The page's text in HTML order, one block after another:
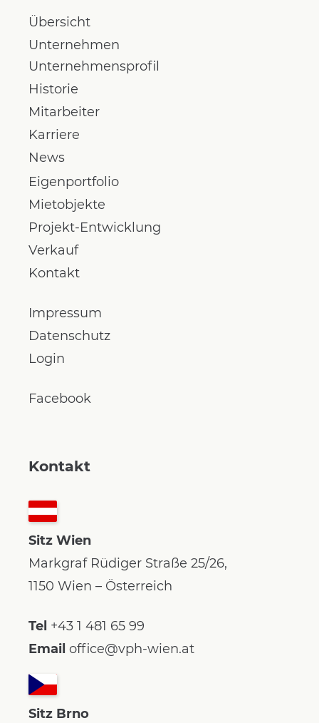
Übersicht
Unternehmen
Unternehmensprofil
Historie
Mitarbeiter
Karriere
News
Eigenportfolio
Mietobjekte
Projekt-Entwicklung
Verkauf
Kontakt
Impressum
Datenschutz
Login
Facebook
Kontakt
Sitz Wien
Markgraf Rüdiger Straße 25/26,
1150 Wien – Österreich
Tel +43 1 481 65 99
Email office@vph-wien.at
Sitz Brno